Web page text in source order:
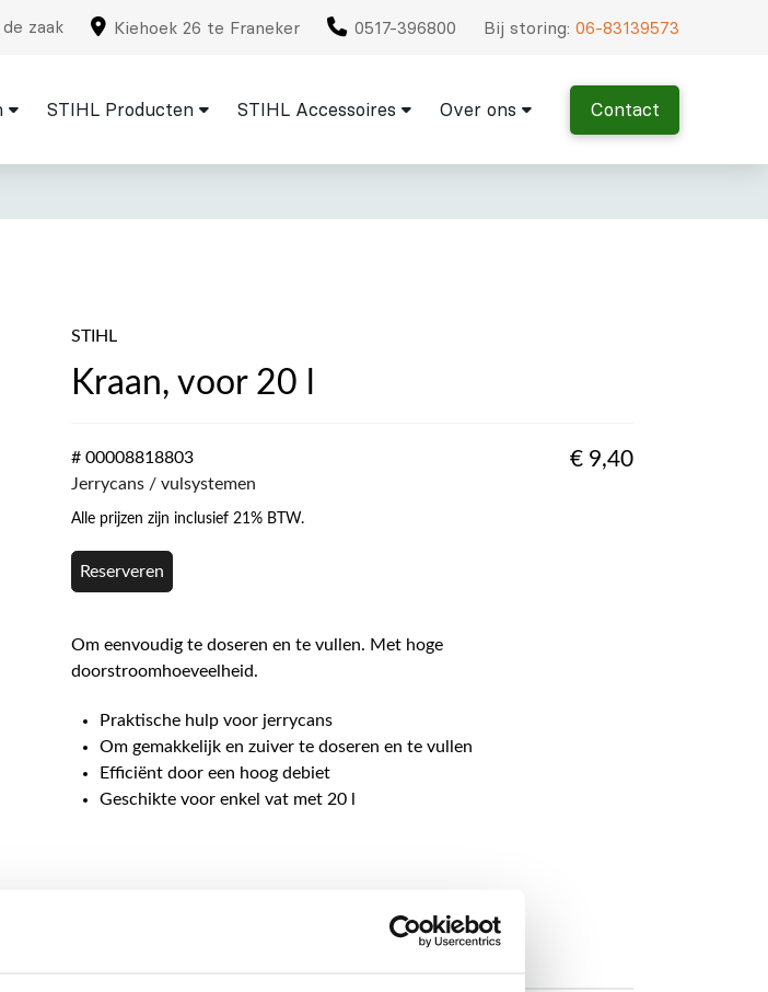
zaak Kiehoek 26 te Franeker 0517-396800 Bij storing:06-83139573
STIHL Producten STIHL Accessoires Over ons Contact
STIHL
Kraan, voor 20 l
# 00008818803
Jerrycans / vulsystemen
€ 9,40
Alle prijzen zijn inclusief 21% BTW.
Reserveren
Om eenvoudig te doseren en te vullen. Met hoge
doorstroomhoeveelheid.
Praktische hulp voor jerrycans
Om gemakkelijk en zuiver te doseren en te vullen
Efficiënt door een hoog debiet
Geschikte voor enkel vat met 20 l